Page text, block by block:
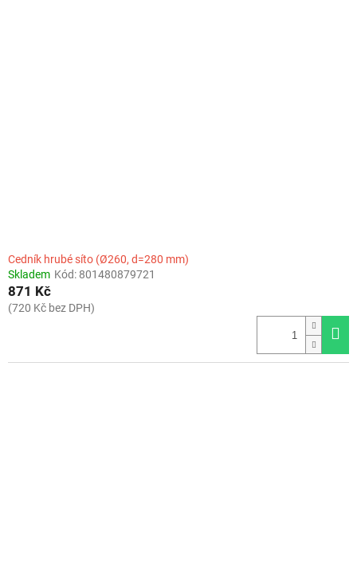
Cedník hrubé síto (Ø260, d=280 mm)
Skladem Kód: 801480879721
871 Kč
(720 Kč bez DPH)